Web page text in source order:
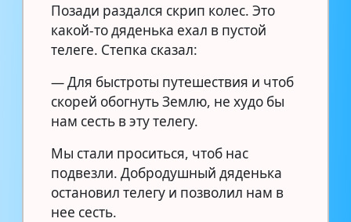
Позади раздался скрип колес. Это
какой-то дяденька ехал в пустой
телеге. Степка сказал:
— Для быстроты путешествия и чтоб
скорей обогнуть Землю, не худо бы
нам сесть в эту телегу.
Мы стали проситься, чтоб нас
подвезли. Добродушный дяденька
остановил телегу и позволил нам в
нее сесть.